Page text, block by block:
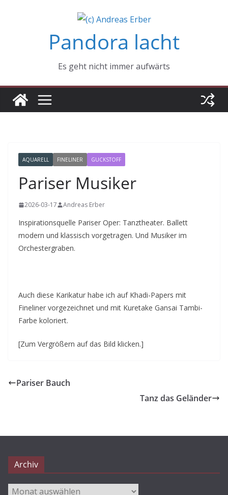
Pandora lacht
Es geht nicht immer aufwärts
AQUARELL FINELINER GUCKSTOFF
Pariser Musiker
2026-03-17 Andreas Erber
Inspirationsquelle Pariser Oper: Tanztheater. Ballett
modern und klassisch vorgetragen. Und Musiker im
Orchestergraben.
Auch diese Karikatur habe ich auf Khadi-Papers mit
Fineliner vorgezeichnet und mit Kuretake Gansai Tambi-
Farbe koloriert.
[Zum Vergrößern auf das Bild klicken.]
Pariser Bauch
Tanz das Geländer
Archiv
Archiv